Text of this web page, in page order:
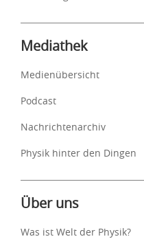
Mediathek
Medienübersicht
Podcast
Nachrichtenarchiv
Physik hinter den Dingen
Über uns
Was ist Welt der Physik?